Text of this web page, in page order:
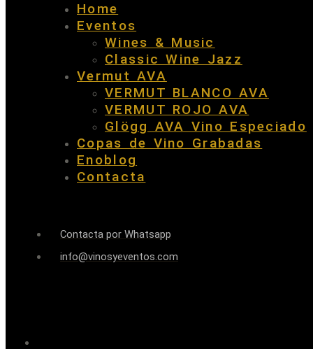
Home
Eventos
Wines & Music
Classic Wine Jazz
Vermut AVA
VERMUT BLANCO AVA
VERMUT ROJO AVA
Glögg AVA Vino Especiado
Copas de Vino Grabadas
Enoblog
Contacta
Contacta por Whatsapp
info@vinosyeventos.com